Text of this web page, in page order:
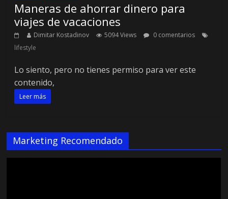
Maneras de ahorrar dinero para
viajes de vacaciones
Dimitar Kostadinov 5094 Views
0 comentarios
lifestyle
Lo siento, pero no tienes permiso para ver este
contenido,
Leer más
Marketing Recomendado